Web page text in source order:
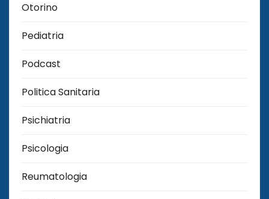
Otorino
Pediatria
Podcast
Politica Sanitaria
Psichiatria
Psicologia
Reumatologia